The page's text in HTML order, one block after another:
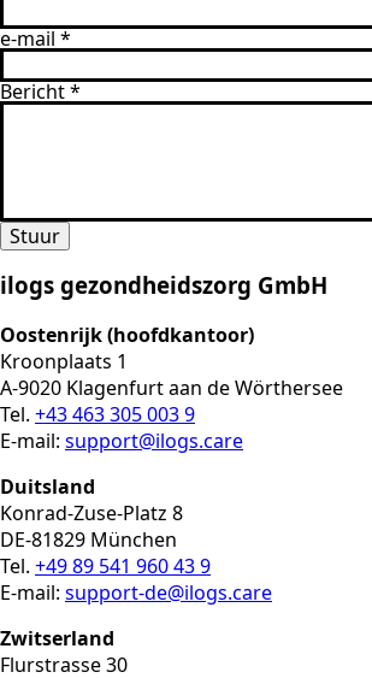
e-mail*
Bericht*
Stuur
ilogs gezondheidszorg GmbH
Oostenrijk (hoofdkantoor)
Kroonplaats 1
A-9020 Klagenfurt aan de Wörthersee
Tel. +43 463 305 003 9
E-mail: support@ilogs.care
Duitsland
Konrad-Zuse-Platz 8
DE-81829 München
Tel. +49 89 541 960 43 9
E-mail: support-de@ilogs.care
Zwitserland
Flurstrasse 30